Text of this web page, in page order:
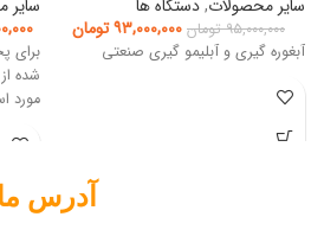
سایر محصولات,دستگاه ها
۹۵,۰۰۰,۰۰۰ تومان ۹۳,۰۰۰,۰۰۰تومان
آبغوره گیری و آبلیمو گیری صنعتی
سایر
برای
شده
مورد
آدرس ما